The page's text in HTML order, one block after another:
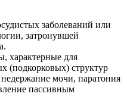
заболеваний или
затронувшей
характерные для
(подкорковых) структур
мочи, паратония
пассивным